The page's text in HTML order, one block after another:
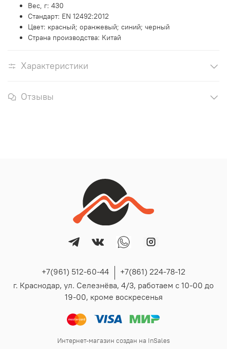
Вес, г: 430
Стандарт: EN 12492:2012
Цвет: красный; оранжевый; синий; черный
Страна производства: Китай
Характеристики
Отзывы
+7(961) 512-60-44
+7(861) 224-78-12
г. Краснодар, ул. Селезнёва, 4/3, работаем с 10-00 до
19-00, кроме воскресенья
Интернет-магазин создан на InSales